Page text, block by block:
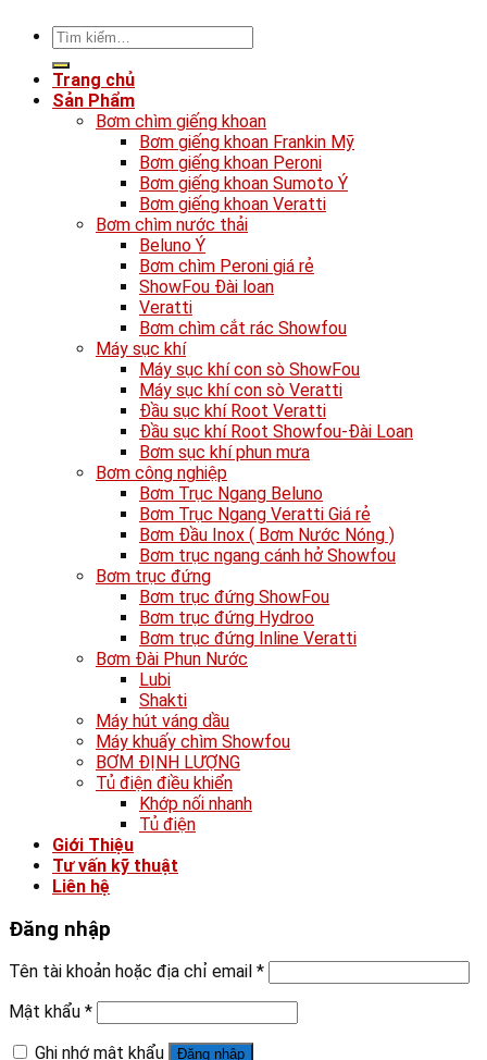
Tìm
kiếm:
Trang chủ
Sản Phẩm
Bơm chìm giếng khoan
Bơm giếng khoan Frankin Mỹ
Bơm giếng khoan Peroni
Bơm giếng khoan Sumoto Ý
Bơm giếng khoan Veratti
Bơm chìm nước thải
Beluno Ý
Bơm chìm Peroni giá rẻ
ShowFou Đài loan
Veratti
Bơm chìm cắt rác Showfou
Máy sục khí
Máy sục khí con sò ShowFou
Máy sục khí con sò Veratti
Đầu sục khí Root Veratti
Đầu sục khí Root Showfou-Đài Loan
Bơm sục khí phun mưa
Bơm công nghiệp
Bơm Trục Ngang Beluno
Bơm Trục Ngang Veratti Giá rẻ
Bơm Đầu Inox ( Bơm Nước Nóng )
Bơm trục ngang cánh hở Showfou
Bơm trục đứng
Bơm trục đứng ShowFou
Bơm trục đứng Hydroo
Bơm trục đứng Inline Veratti
Bơm Đài Phun Nước
Lubi
Shakti
Máy hút váng dầu
Máy khuấy chìm Showfou
BƠM ĐỊNH LƯỢNG
Tủ điện điều khiển
Khớp nối nhanh
Tủ điện
Giới Thiệu
Tư vấn kỹ thuật
Liên hệ
Đăng nhập
Tên tài khoản hoặc địa chỉ email *
Mật khẩu *
Ghi nhớ mật khẩu
Đăng nhập